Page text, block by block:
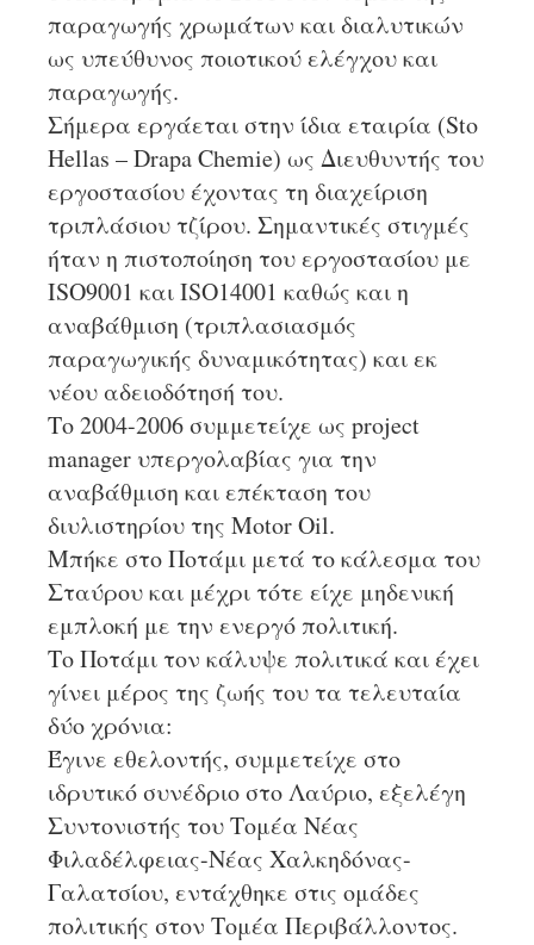
παραγωγής χρωμάτων και διαλυτικών
ως υπεύθυνος ποιοτικού ελέγχου και
παραγωγής.
Σήμερα εργάεται στην ίδια εταιρία (Sto
Hellas – Drapa Chemie) ως Διευθυντής του
εργοστασίου έχοντας τη διαχείριση
τριπλάσιου τζίρου. Σημαντικές στιγμές
ήταν η πιστοποίηση του εργοστασίου με
ISO9001 και ISO14001 καθώς και η
αναβάθμιση (τριπλασιασμός
παραγωγικής δυναμικότητας) και εκ
νέου αδειοδότησή του.
Το 2004-2006 συμμετείχε ως project
manager υπεργολαβίας για την
αναβάθμιση και επέκταση του
διυλιστηρίου της Motor Oil.
Μπήκε στο Ποτάμι μετά το κάλεσμα του
Σταύρου και μέχρι τότε είχε μηδενική
εμπλοκή με την ενεργό πολιτική.
Το Ποτάμι τον κάλυψε πολιτικά και έχει
γίνει μέρος της ζωής του τα τελευταία
δύο χρόνια:
Έγινε εθελοντής, συμμετείχε στο
ιδρυτικό συνέδριο στο Λαύριο, εξελέγη
Συντονιστής του Τομέα Νέας
Φιλαδέλφειας-Νέας Χαλκηδόνας-
Γαλατσίου, εντάχθηκε στις ομάδες
πολιτικής στον Τομέα Περιβάλλοντος.